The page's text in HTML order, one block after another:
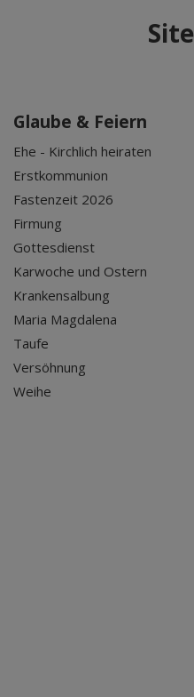
Glaube & Feiern
Ehe - Kirchlich heiraten
Erstkommunion
Fastenzeit 2026
Firmung
Gottesdienst
Karwoche und Ostern
Krankensalbung
Maria Magdalena
Taufe
Versöhnung
Weihe